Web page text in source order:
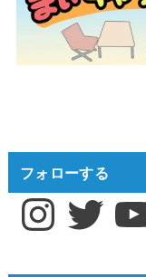
フォローする
InstagramTwitter